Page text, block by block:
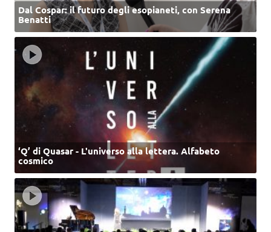
Dal Cospar: il futuro degli esopianeti, con Serena
Benatti
‘Q’ di Quasar - L'universo alla lettera. Alfabeto
cosmico